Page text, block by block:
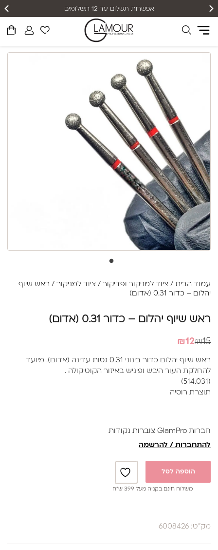
אפשרות תשלום עד 12 תשלומים
עמוד הבית / ציוד למניקור ופדיקור / ציוד למניקור / ראש שיוף
יהלום – כדור 0.31 (אדום)
ראש שיוף יהלום – כדור 0.31 (אדום)
₪15
המחיר
היה:
₪15.
₪12
המחיר
הוא:
₪12.
ראש שיוף יהלום כדור בינוני 0.31 גסות עדינה (אדום). מיועד
להחלקת העור היבש ופיניש באיזור הקוטיקולה .
(514.031)
תוצרת רוסיה
חברות GlamPro צוברות נקודות
להתחברות / להרשמה
הוספה לסל
משלוח חינם בקניה מעל 399 ש”ח
מק"ט: 6008426